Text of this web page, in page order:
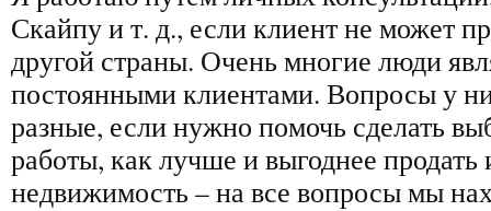
Скайпу и т. д., если клиент не может
другой страны. Очень многие люди
постоянными клиентами. Вопросы у
разные, если нужно помочь сделать
работы, как лучше и выгоднее продать
недвижимость – на все вопросы мы